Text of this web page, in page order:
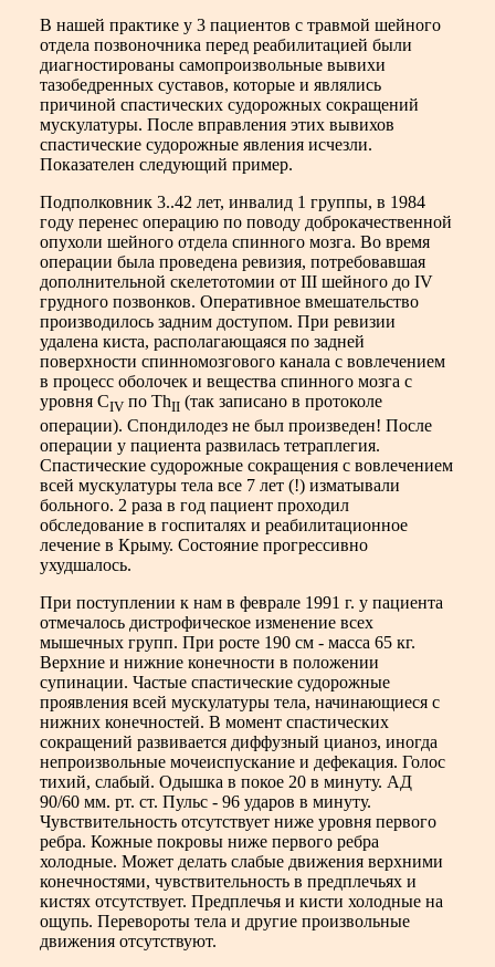
В нашей практике у 3 пациентов с травмой шейного
отдела позвоночника перед реабилитацией были
диагностированы самопроизвольные вывихи
тазобедренных суставов, которые и являлись
причиной спастических судорожных сокращений
мускулатуры. После вправления этих вывихов
спастические судорожные явления исчезли.
Показателен следующий пример.
Подполковник 3..42 лет, инвалид 1 группы, в 1984
году перенес операцию по поводу доброкачественной
опухоли шейного отдела спинного мозга. Во время
операции была проведена ревизия, потребовавшая
дополнительной скелетотомии от III шейного до IV
грудного позвонков. Оперативное вмешательство
производилось задним доступом. При ревизии
удалена киста, располагающаяся по задней
поверхности спинномозгового канала с вовлечением
в процесс оболочек и вещества спинного мозга с
уровня СIV по ТhII (так записано в протоколе
операции). Спондилодез не был произведен! После
операции у пациента развилась тетраплегия.
Спастические судорожные сокращения с вовлечением
всей мускулатуры тела все 7 лет (!) изматывали
больного. 2 раза в год пациент проходил
обследование в госпиталях и реабилитационное
лечение в Крыму. Состояние прогрессивно
ухудшалось.
При поступлении к нам в феврале 1991 г. у пациента
отмечалось дистрофическое изменение всех
мышечных групп. При росте 190 см - масса 65 кг.
Верхние и нижние конечности в положении
супинации. Частые спастические судорожные
проявления всей мускулатуры тела, начинающиеся с
нижних конечностей. В момент спастических
сокращений развивается диффузный цианоз, иногда
непроизвольные мочеиспускание и дефекация. Голос
тихий, слабый. Одышка в покое 20 в минуту. АД
90/60 мм. рт. ст. Пульс - 96 ударов в минуту.
Чувствительность отсутствует ниже уровня первого
ребра. Кожные покровы ниже первого ребра
холодные. Может делать слабые движения верхними
конечностями, чувствительность в предплечьях и
кистях отсутствует. Предплечья и кисти холодные на
ощупь. Перевороты тела и другие произвольные
движения отсутствуют.